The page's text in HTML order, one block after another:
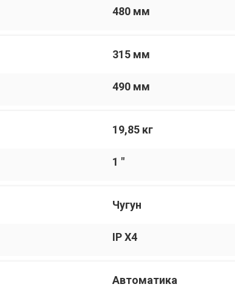
480 мм
315 мм
490 мм
19,85 кг
1 "
Чугун
IP Х4
Автоматика